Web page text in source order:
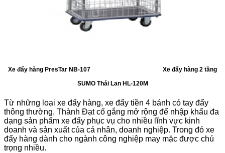
Xe đẩy hàng PresTar NB-107
Xe đẩy hàng 2 tầng
SUMO Thái Lan HL-120M
Từ những loại xe đẩy hàng, xe đẩy tiền 4 bánh có tay đẩy
thông thường, Thành Đạt cố gắng mở rộng để nhập khẩu đa
dạng sản phẩm xe đẩy phục vụ cho nhiều lĩnh vực kinh
doanh và sản xuất của cá nhân, doanh nghiệp. Trong đó xe
đẩy hàng dành cho ngành công nghiệp may mặc được chú
trọng nhiều.